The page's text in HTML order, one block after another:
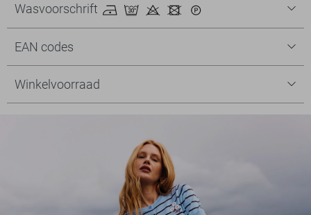
Wasvoorschrift
EAN codes
Winkelvoorraad